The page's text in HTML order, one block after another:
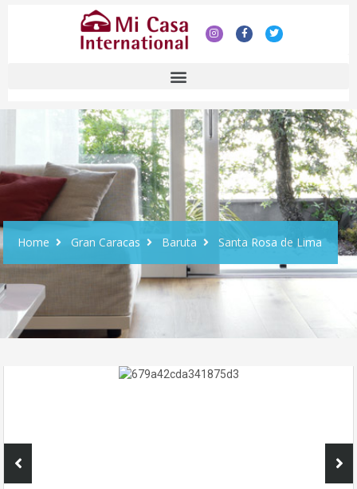
Home Gran Caracas Baruta Santa Rosa de Lima